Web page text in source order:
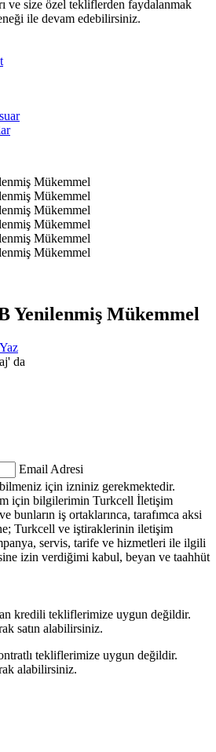
ve size özel tekliflerden faydalanmak
ile devam edebilirsiniz.
Yenilenmiş Mükemmel
da
Email Adresi
için izniniz gerekmektedir.
için bilgilerimin Turkcell İletişim
bunların iş ortaklarınca, tarafımca aksi
Turkcell ve iştiraklerinin iletişim
servis, tarife ve hizmetleri ile ilgili
izin verdiğimi kabul, beyan ve taahhüt
kredili tekliflerimize uygun değildir.
satın alabilirsiniz.
tekliflerimize uygun değildir.
alabilirsiniz.